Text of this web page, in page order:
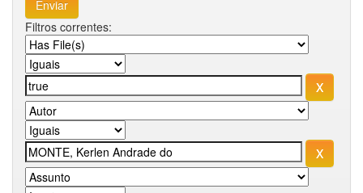
Filtros correntes: